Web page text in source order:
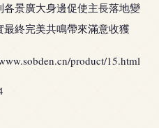
景廣大身邊促使主長落地變
終完美共鳴帶來滿意收獲
product/15.html